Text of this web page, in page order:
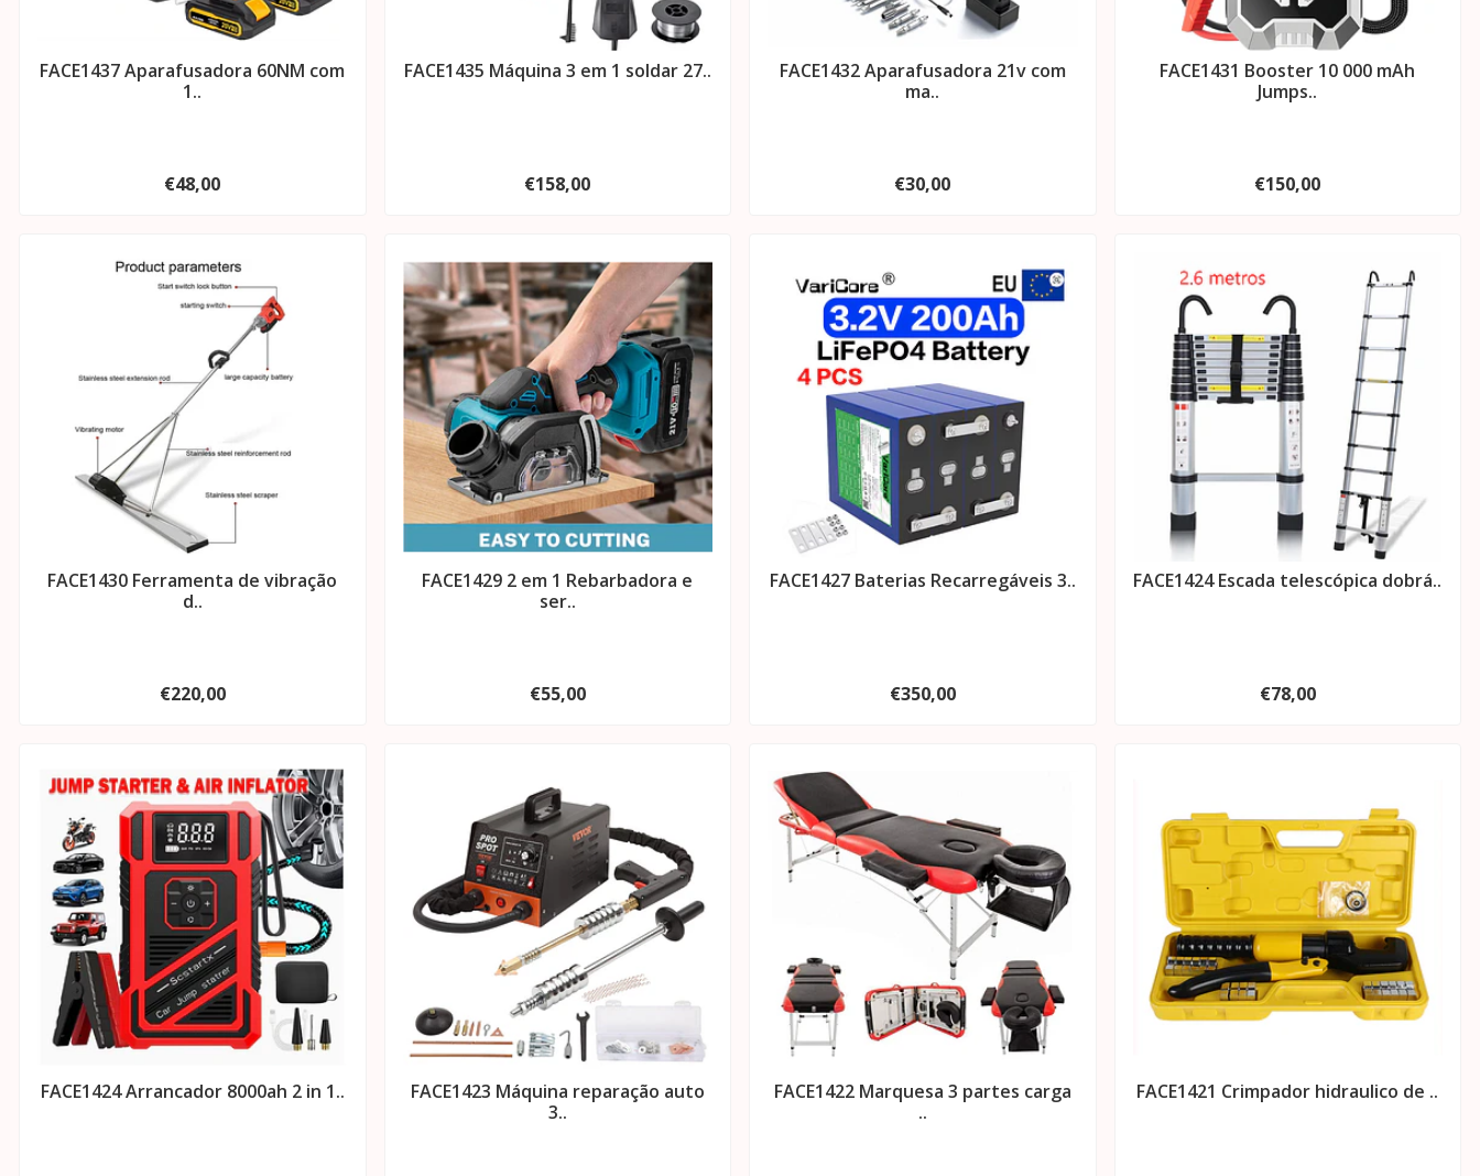
FACE1437 Aparafusadora 60NM com
1..
€48,00
FACE1435 Máquina 3 em 1 soldar 27..
€158,00
FACE1432 Aparafusadora 21v com
ma..
€30,00
FACE1431 Booster 10 000 mAh
Jumps..
€150,00
FACE1430 Ferramenta de vibração
d..
€220,00
FACE1429 2 em 1 Rebarbadora e
ser..
€55,00
FACE1427 Baterias Recarregáveis 3..
€350,00
FACE1424 Escada telescópica dobrá..
€78,00
FACE1424 Arrancador 8000ah 2 in 1..
FACE1423 Máquina reparação auto
3..
FACE1422 Marquesa 3 partes carga
..
FACE1421 Crimpador hidraulico de ..